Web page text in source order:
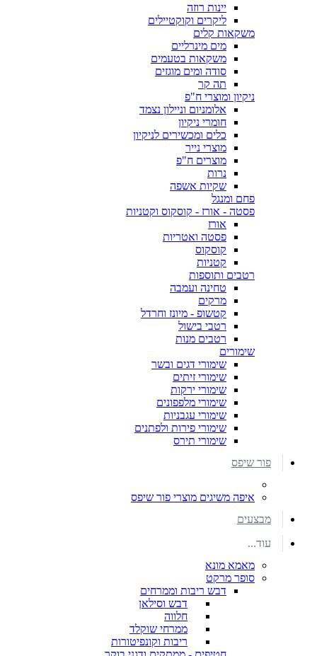
יינות רוזה
ליקרים וקוקטיילים
משקאות קלים
מים מינרליים
משקאות בטעמים
סודה ומים מוגזים
תה קר
ניקיון ומוצרי ח"פ
אלומניום וניילון נצמד
חומרי ניקיון
כלים ומכשירים לניקיון
מוצרי נייר
מוצרים ח"פ
נרות
שקיות אשפה
פחם ומנגל
פסטה - אורז - קוסקוס וקטניות
אורז
פסטה ואטריות
קוסקוס
קטניות
רטבים ותוספות
טחינה ועמבה
מרקים
קטשופ - מיונז וחרדל
רטבי בישול
רטבים מנות
שימורים
שימורי דגים ובשר
שימורי זיתים
שימורי ירקות
שימורי מלפפונים
שימורי עגבניות
שימורי פירות ולפתנים
שימורי תירס
פור שיפס
איפה משיגים מוצרי פור שיפס
מבצעים
עוד...
מאמא מונא
סופר מרקט
דבש ריבות וממרחים
דבש וסילאן
חלווה
ממרחי שוקלד
ריבות וקונפיטורות